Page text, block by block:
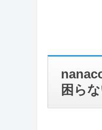
困ら